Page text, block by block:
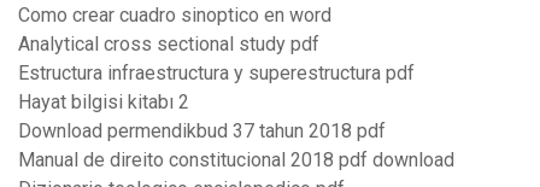
Como crear cuadro sinoptico en word
Analytical cross sectional study pdf
Estructura infraestructura y superestructura pdf
Hayat bilgisi kitabı 2
Download permendikbud 37 tahun 2018 pdf
Manual de direito constitucional 2018 pdf download